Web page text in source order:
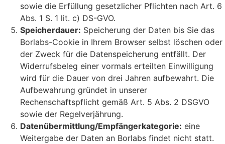
sowie die Erfüllung gesetzlicher Pflichten nach Art. 6
Abs. 1 S. 1 lit. c) DS-GVO.
Speicherdauer: Speicherung der Daten bis Sie das
Borlabs-Cookie in Ihrem Browser selbst löschen oder
der Zweck für die Datenspeicherung entfällt. Der
Widerrufsbeleg einer vormals erteilten Einwilligung
wird für die Dauer von drei Jahren aufbewahrt. Die
Aufbewahrung gründet in unserer
Rechenschaftspflicht gemäß Art. 5 Abs. 2 DSGVO
sowie der Regelverjährung.
Datenübermittlung/Empfängerkategorie: eine
Weitergabe der Daten an Borlabs findet nicht statt.